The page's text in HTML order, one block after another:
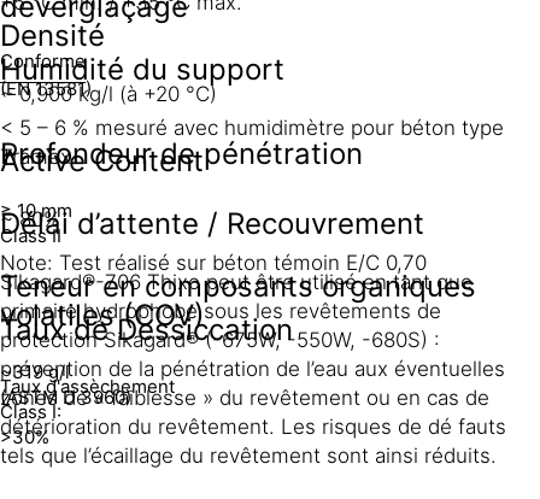
Densité
~ 0,900 kg/l (à +20 °C)
Active Content
~ 80%
Teneur en composants organiques
volatiles (COV)
~319 g/l
(ASTM D 3960)
Conforme
(EN 13581)
Profondeur de pénétration
≥ 10 mm
Class II
Note: Test réalisé sur béton témoin E/C 0,70
Taux de Dessiccation
Taux d'assèchement
Class I:
>30%
Humidité du support
< 5 – 6 % mesuré avec humidimètre pour béton type
Tramex
Délai d’attente / Recouvrement
Sikagard®-706 Thixo peut être utilisé en tant que
primaire hydrophobe sous les revêtements de
protection Sikagard® (-675W, -550W, -680S) :
prévention de la pénétration de l’eau aux éventuelles
zones de « faiblesse » du revêtement ou en cas de
détérioration du revêtement. Les risques de dé fauts
tels que l’écaillage du revêtement sont ainsi réduits.